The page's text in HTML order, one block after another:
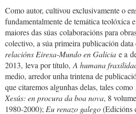
Como autor, cultivou exclusivamente o
fundamentalmente de temática teolóxica
maiores das súas colaboracións para
colectivo, a súa primeira publicación
relacións Eirexa-Mundo en Galicia e a
2013, leva por título, A humana
medio, arredor unha trintena de
que citaremos algunhas delas, tales como
Xesús: en procura da boa nova, 8
1980-2000); Eu renazo galego(Edicións